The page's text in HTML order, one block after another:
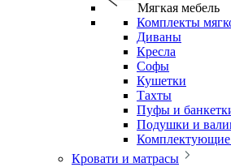
Мягкая мебель
Комплекты
Диваны
Кресла
Софы
Кушетки
Тахты
Пуфы и
Подушки и
Комплектующие
Кровати и матрасы